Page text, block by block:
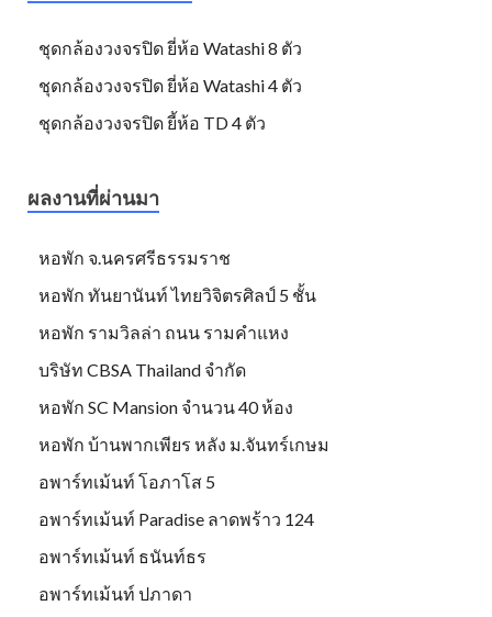
ชุดกล้องวงจรปิด ยี่ห้อ Watashi 8 ตัว
ชุดกล้องวงจรปิด ยี่ห้อ Watashi 4 ตัว
ชุดกล้องวงจรปิด ยี้ห้อ TD 4 ตัว
ผลงานที่ผ่านมา
หอพัก จ.นครศรีธรรมราช
หอพัก ทันยานันท์ ไทยวิจิตรศิลป์ 5 ชั้น
หอพัก รามวิลล่า ถนน รามคำแหง
บริษัท CBSA Thailand จำกัด
หอพัก SC Mansion จำนวน 40 ห้อง
หอพัก บ้านพากเพียร หลัง ม.จันทร์เกษม
อพาร์ทเม้นท์ โอภาโส 5
อพาร์ทเม้นท์ Paradise ลาดพร้าว 124
อพาร์ทเม้นท์ ธนันท์ธร
อพาร์ทเม้นท์ ปภาดา